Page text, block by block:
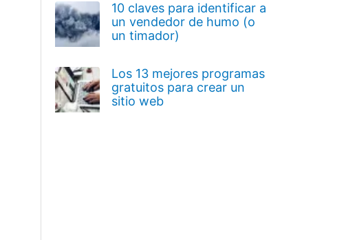
10 claves para identificar a
un vendedor de humo (o
un timador)
Los 13 mejores programas
gratuitos para crear un
sitio web